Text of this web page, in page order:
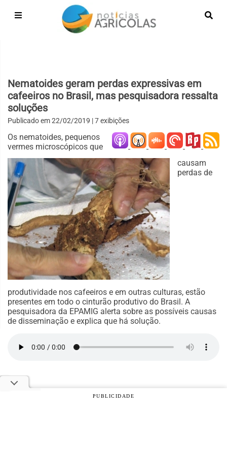
Nematoides geram perdas expressivas em
cafeeiros no Brasil, mas pesquisadora ressalta
soluções
Publicado em22/02/2019 | 7 exibições
Os nematoides, pequenos
vermes microscópicos que
causam
perdas de
produtividade nos cafeeiros e em outras culturas, estão
presentes em todo o cinturão produtivo do Brasil. A
pesquisadora da EPAMIG alerta sobre as possíveis causas
de disseminação e explica que há solução.
PUBLICIDADE